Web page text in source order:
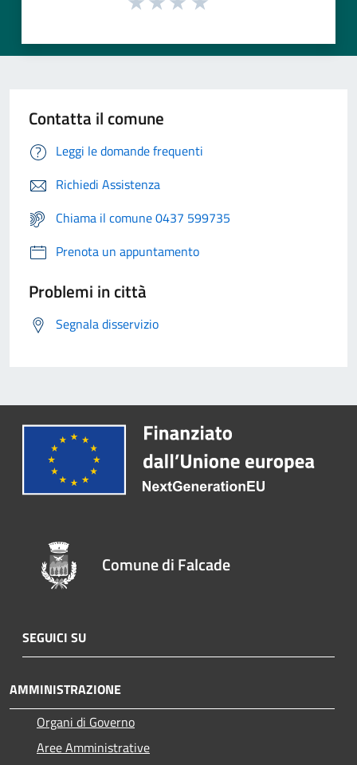
Contatta il comune
Leggi le domande frequenti
Richiedi Assistenza
Chiama il comune 0437 599735
Prenota un appuntamento
Problemi in città
Segnala disservizio
Comune di Falcade
SEGUICI SU
AMMINISTRAZIONE
Organi di Governo
Aree Amministrative